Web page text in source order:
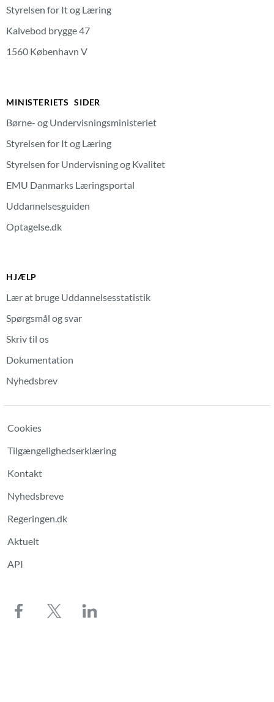
Styrelsen for It og Læring
Kalvebod brygge 47
1560 København V
MINISTERIETS SIDER
Børne- og Undervisningsministeriet
Styrelsen for It og Læring
Styrelsen for Undervisning og Kvalitet
EMU Danmarks Læringsportal
Uddannelsesguiden
Optagelse.dk
HJÆLP
Lær at bruge Uddannelsesstatistik
Spørgsmål og svar
Skriv til os
Dokumentation
Nyhedsbrev
Cookies
Tilgængelighedserklæring
Kontakt
Nyhedsbreve
Regeringen.dk
Aktuelt
API